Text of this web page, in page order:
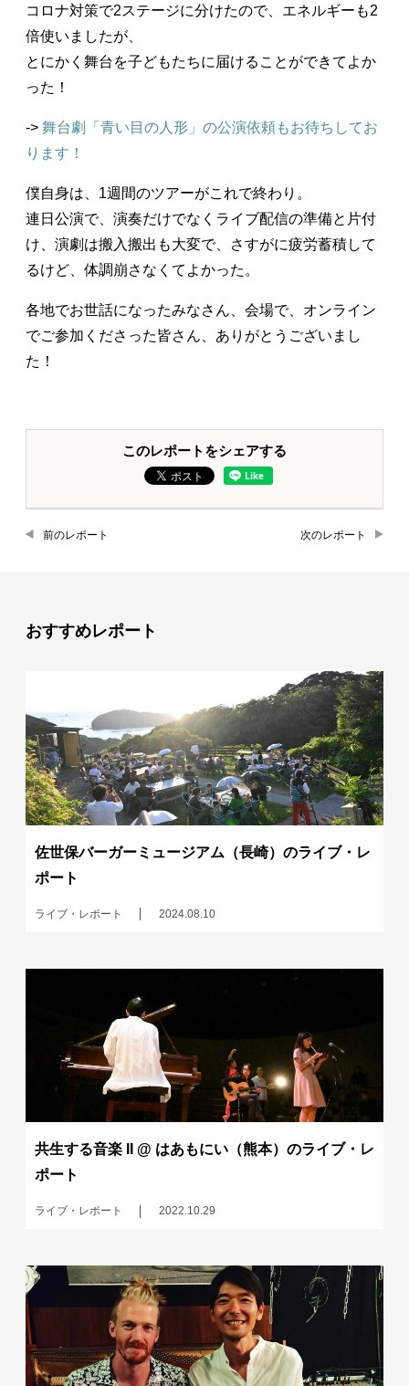
コロナ対策で2ステージに分けたので、エネルギーも2
倍使いましたが、
とにかく舞台を子どもたちに届けることができてよか
った！
-> 舞台劇「青い目の人形」の公演依頼もお待ちしてお
ります！
僕自身は、1週間のツアーがこれで終わり。
連日公演で、演奏だけでなくライブ配信の準備と片付
け、演劇は搬入搬出も大変で、さすがに疲労蓄積して
るけど、体調崩さなくてよかった。
各地でお世話になったみなさん、会場で、オンライン
でご参加くださった皆さん、ありがとうございまし
た！
このレポートをシェアする
前のレポート 次のレポート
おすすめレポート
佐世保バーガーミュージアム（長崎）のライブ・レ
ポート
ライブ・レポート 2024.08.10
共生する音楽 II @ はあもにい（熊本）のライブ・レ
ポート
ライブ・レポート 2022.10.29